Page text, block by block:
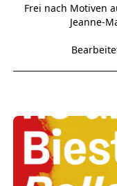
Frei nach Motiven
Jeanne-